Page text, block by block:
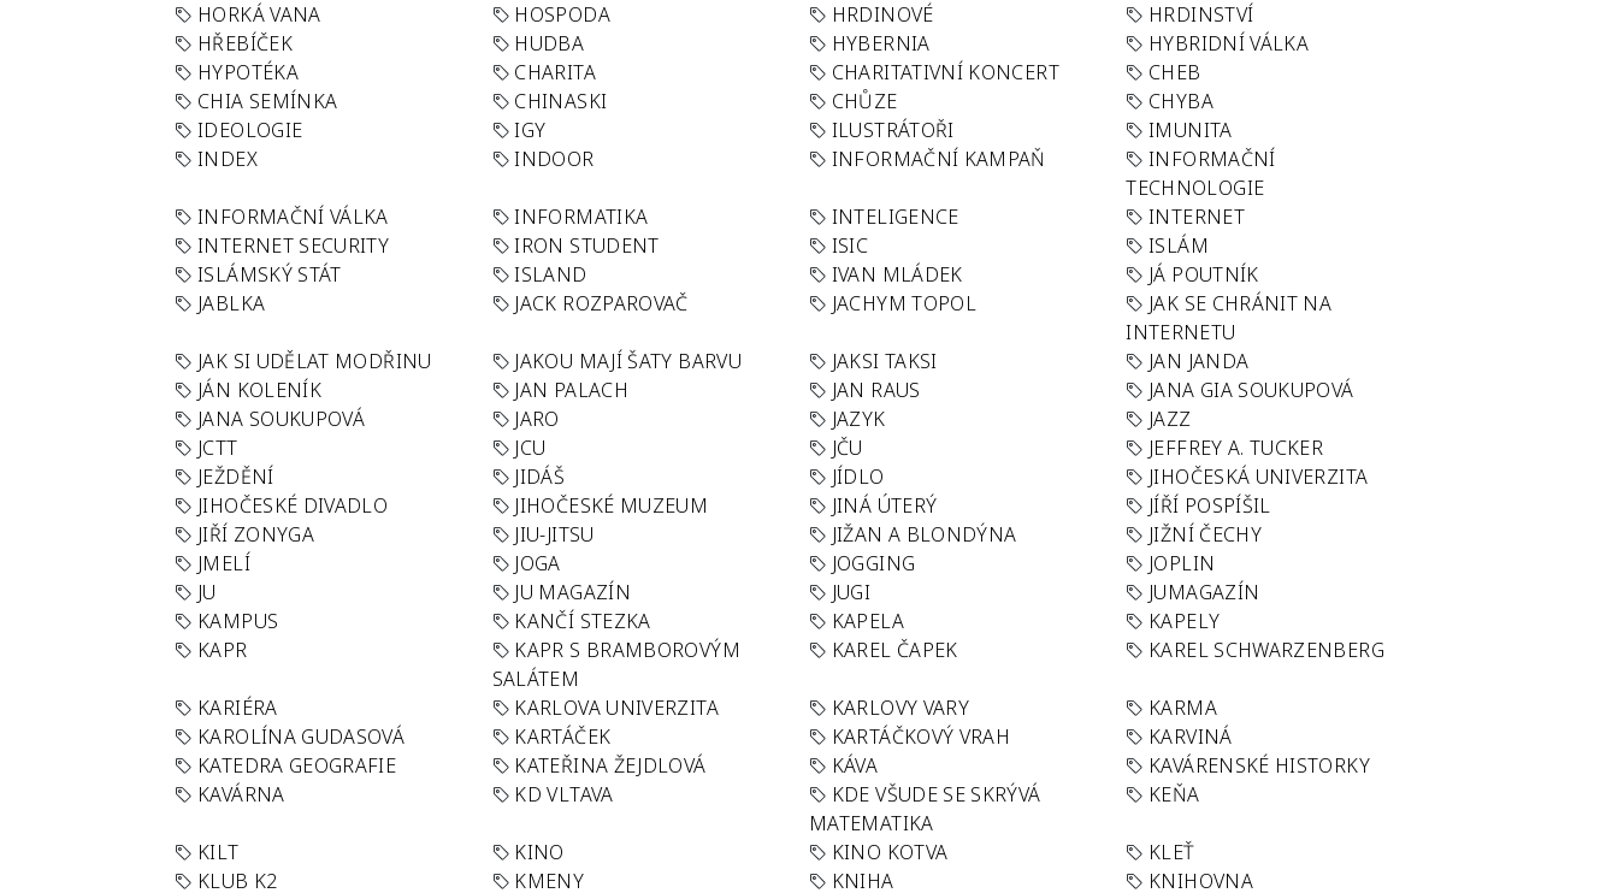
HORKÁ VANA
HOSPODA HRDINOVÉ
HRDINSTVÍ
HŘEBÍČEK
HUDBA HYBERNIA
HYBRIDNÍ VÁLKA
HYPOTÉKA
CHARITA CHARITATIVNÍ KONCERT
CHEB
CHIA SEMÍNKA
CHINASKI CHŮZE
CHYBA
IDEOLOGIE
IGY ILUSTRÁTOŘI
IMUNITA
INDEX
INDOOR INFORMAČNÍ KAMPAŇ
INFORMAČNÍ
TECHNOLOGIE
INFORMAČNÍ VÁLKA
INFORMATIKA INTELIGENCE
INTERNET
INTERNET SECURITY
IRON STUDENT ISIC
ISLÁM
ISLÁMSKÝ STÁT
ISLAND IVAN MLÁDEK
JÁ POUTNÍK
JABLKA
JACK ROZPAROVAČ JACHYM TOPOL
JAK SE CHRÁNIT NA
INTERNETU
JAK SI UDĚLAT MODŘINU
JAKOU MAJÍ ŠATY BARVU JAKSI TAKSI
JAN JANDA
JÁN KOLENÍK
JAN PALACH JAN RAUS
JANA GIA SOUKUPOVÁ
JANA SOUKUPOVÁ
JARO JAZYK
JAZZ
JCTT
JCU JČU
JEFFREY A. TUCKER
JEŽDĚNÍ
JIDÁŠ JÍDLO
JIHOČESKÁ UNIVERZITA
JIHOČESKÉ DIVADLO
JIHOČESKÉ MUZEUM JINÁ ÚTERÝ
JÍŘÍ POSPÍŠIL
JIŘÍ ZONYGA
JIU-JITSU JIŽAN A BLONDÝNA
JIŽNÍ ČECHY
JMELÍ
JOGA JOGGING
JOPLIN
JU
JU MAGAZÍN JUGI
JUMAGAZÍN
KAMPUS
KANČÍ STEZKA KAPELA
KAPELY
KAPR
KAPR S BRAMBOROVÝM
SALÁTEM
KAREL ČAPEK KAREL SCHWARZENBERG
KARIÉRA KARLOVA UNIVERZITA KARLOVY VARY
KARMA
KAROLÍNA GUDASOVÁ
KARTÁČEK KARTÁČKOVÝ VRAH
KARVINÁ
KATEDRA GEOGRAFIE
KATEŘINA ŽEJDLOVÁ KÁVA
KAVÁRENSKÉ HISTORKY
KAVÁRNA
KD VLTAVA
KDE VŠUDE SE SKRÝVÁ
MATEMATIKA
KEŇA
KILT KINO KINO KOTVA
KLEŤ
KLUB K2
KMENY KNIHA KNIHOVNA